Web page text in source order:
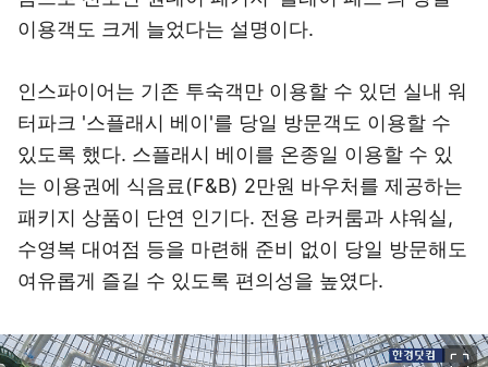
이용객도 크게 늘었다는 설명이다.
인스파이어는 기존 투숙객만 이용할 수 있던 실내 워
터파크 '스플래시 베이'를 당일 방문객도 이용할 수
있도록 했다. 스플래시 베이를 온종일 이용할 수 있
는 이용권에 식음료(F&B) 2만원 바우처를 제공하는
패키지 상품이 단연 인기다. 전용 라커룸과 샤워실,
수영복 대여점 등을 마련해 준비 없이 당일 방문해도
여유롭게 즐길 수 있도록 편의성을 높였다.